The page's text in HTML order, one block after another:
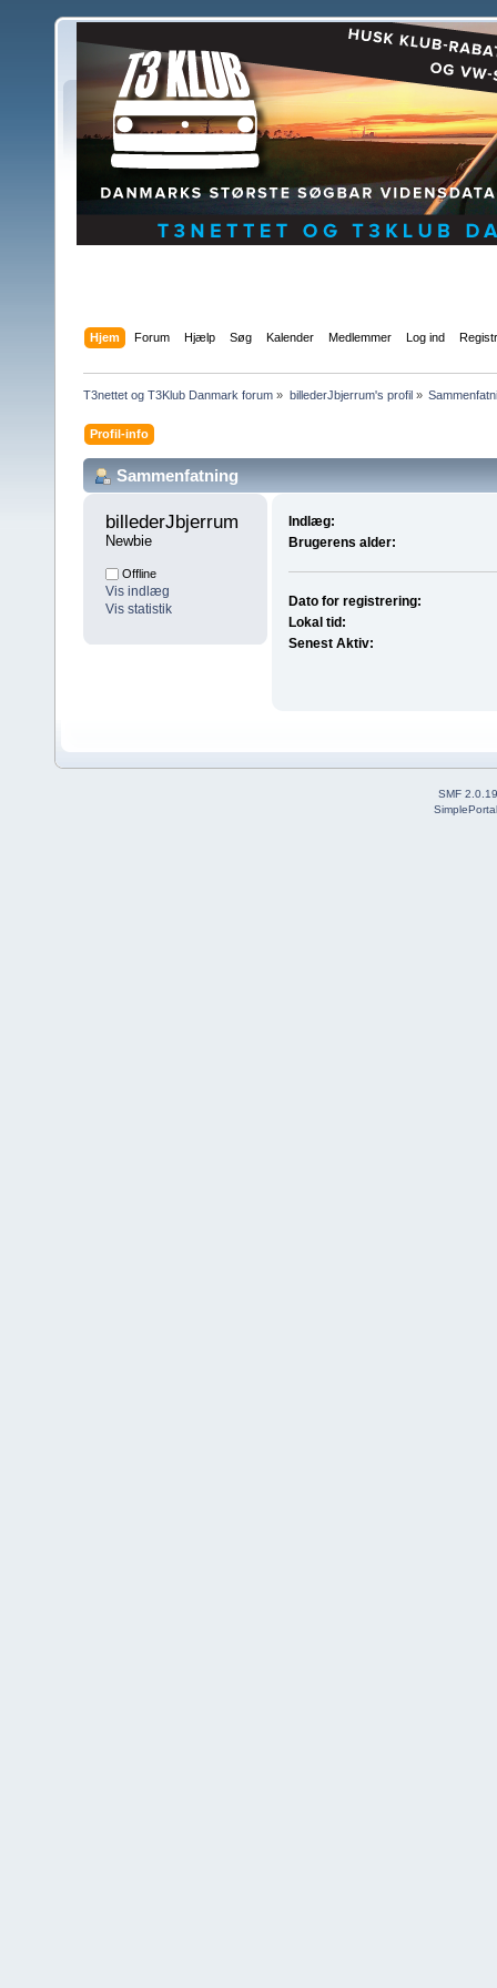
Hjem Forum Hjælp Søg Kalender Medlemmer Log ind
T3nettet og T3Klub Danmark forum » billederJbjerrum's profil»
Profil-info
Sammenfatning
billederJbjerrum
Newbie
Offline
Vis indlæg
Vis statistik
Indlæg:
Brugerens alder:
Dato for registrering:
Lokal tid:
Senest Aktiv:
SMF 2.0.19